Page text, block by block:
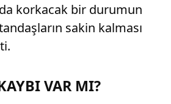
korkacak bir durumun
sakin kalması
VAR MI?